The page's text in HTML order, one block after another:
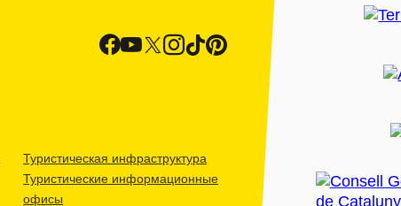
Туристическая инфраструктура
Туристические информационные
офисы